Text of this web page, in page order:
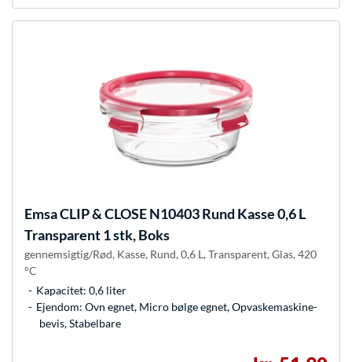
EmsaCLIP & CLOSE N10403 Rund Kasse 0,6 L
Transparent 1 stk, Boks
gennemsigtig/Rød, Kasse, Rund, 0,6 L, Transparent, Glas, 420
°C
Kapacitet: 0,6 liter
Ejendom: Ovn egnet, Micro bølge egnet, Opvaskemaskine-
bevis, Stabelbare